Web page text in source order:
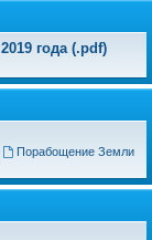
года (.pdf)
Порабощение Земли